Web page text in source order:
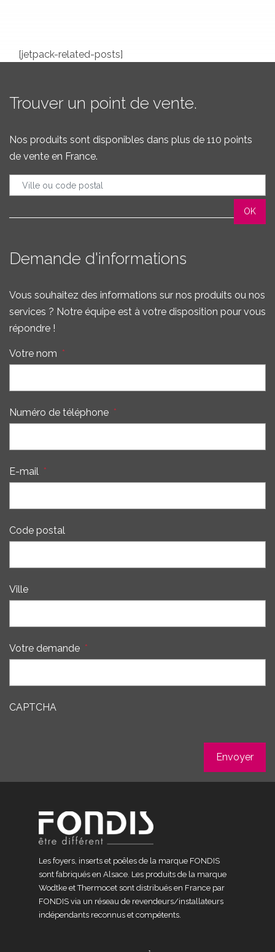
[jetpack-related-posts]
Trouver un point de vente.
Nos produits sont disponibles dans plus de 110 points
de vente en France.
Demande d'informations
Vous souhaitez des informations sur nos produits ou nos
services ? Notre équipe est à votre disposition pour vous
répondre !
Votre nom *
Numéro de téléphone *
E-mail *
Code postal
Ville
Votre demande *
CAPTCHA
Les foyers, inserts et poêles de la marque FONDIS
sont fabriqués en Alsace. Les produits de la marque
Wodtke et Thermocet sont distribués en France par
FONDIS via un réseau de revendeurs/installateurs
indépendants reconnus et compétents.